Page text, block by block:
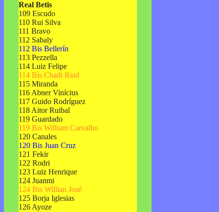
Real Betis
109 Escudo
110 Rui Silva
111 Bravo
112 Sabaly
112 Bis Bellerín
113 Pezzella
114 Luiz Felipe
114 Bis Chadi Riad
115 Miranda
116 Abner Vinícius
117 Guido Rodríguez
118 Aitor Ruibal
119 Guardado
119 Bis William Carvalho
120 Canales
120 Bis Juan Cruz
121 Fekir
122 Rodri
123 Luiz Henrique
124 Juanmi
124 Bis Willian José
125 Borja Iglesias
126 Ayoze